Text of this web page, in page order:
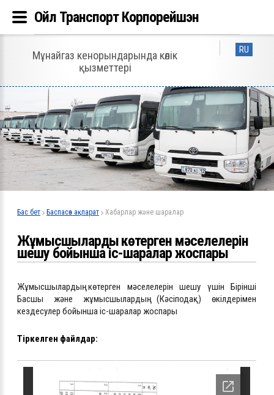
RU
Мұнайгаз кенорындарында көлік
қызметтері
Бас бет Баспасөз ақпарат Хабарлар және шаралар
Жұмысшылардың көтерген мәселелерін
шешу бойынша іс-шаралар жоспары
Жұмысшылардың көтерген мәселелерін шешу үшін Бірінші
Басшы және жұмысшылардың (Кәсіподақ) өкілдерімен
кездесулер бойынша іс-шаралар жоспары
Тіркелген файлдар:
Ойл Транспорт Корпорейшэн